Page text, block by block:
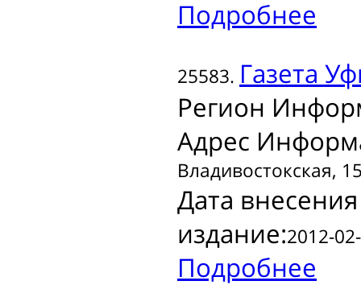
Подробнее
25583. Газета
Регион
Адрес
Владивостокская,
Дата
издание:2012-
Подробнее